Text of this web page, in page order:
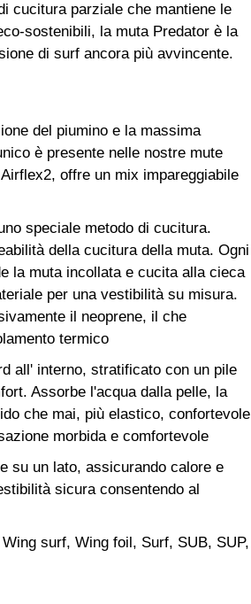
cucitura parziale che mantiene le
sostenibili, la muta Predator è la
di surf ancora più avvincente.
del piumino e la massima
è presente nelle nostre mute
offre un mix impareggiabile
speciale metodo di cucitura.
della cucitura della muta. Ogni
la muta incollata e cucita alla cieca
per una vestibilità su misura.
il neoprene, il che
termico
all' interno, stratificato con un pile
Assorbe l'acqua dalla pelle, la
che mai, più elastico, confortevole
morbida e comfortevole
su un lato, assicurando calore e
sicura consentendo al
surf, Wing foil, Surf, SUB, SUP,